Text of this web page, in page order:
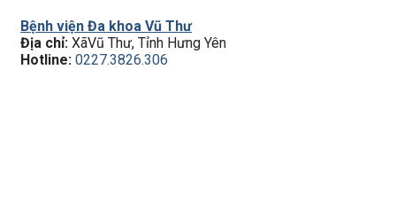
Bệnh viện Đa khoa Vũ Thư
Địa chỉ: XãVũ Thư, Tỉnh Hưng Yên
Hotline: 0227.3826.306